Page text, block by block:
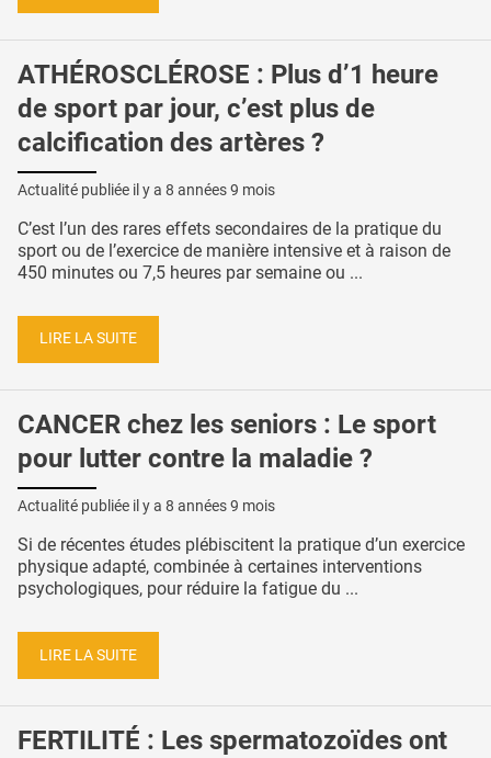
ATHÉROSCLÉROSE : Plus d’1 heure
de sport par jour, c’est plus de
calcification des artères ?
Actualité publiée il y a 8 années 9 mois
C’est l’un des rares effets secondaires de la pratique du
sport ou de l’exercice de manière intensive et à raison de
450 minutes ou 7,5 heures par semaine ou ...
LIRE LA SUITE
CANCER chez les seniors : Le sport
pour lutter contre la maladie ?
Actualité publiée il y a 8 années 9 mois
Si de récentes études plébiscitent la pratique d’un exercice
physique adapté, combinée à certaines interventions
psychologiques, pour réduire la fatigue du ...
LIRE LA SUITE
FERTILITÉ : Les spermatozoïdes ont